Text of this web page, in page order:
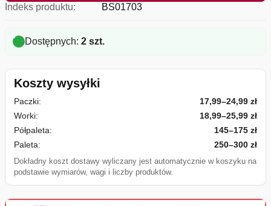
Indeks produktu:
BS01703
Dostępnych: 2 szt.
Koszty wysyłki
Paczki:
17,99–24,99 zł
Worki:
18,99–25,99 zł
Półpaleta:
145–175 zł
Paleta:
250–300 zł
Dokładny koszt dostawy wyliczany jest automatycznie w koszyku na
podstawie wymiarów, wagi i liczby produktów.